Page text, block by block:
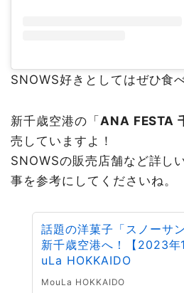
SNOWS好きとしてはぜひ食
新千歳空港の「ANA FESTA
売していますよ！
SNOWSの販売店舗など詳し
事を参考にしてくださいね。
話題の洋菓子「スノーサ
新千歳空港へ！【2023
uLa HOKKAIDO
MouLa HOKKAIDO